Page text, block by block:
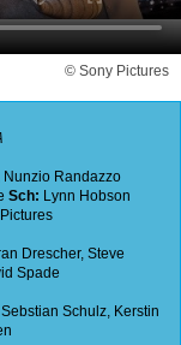
© Sony Pictures
Nunzio Randazzo
Sch: Lynn Hobson
Drescher, Steve
Spade
Sebstian Schulz, Kerstin